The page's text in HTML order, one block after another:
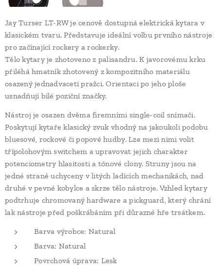
Jay Turser LT-RW je cenově dostupná elektrická kytara v
klasickém tvaru. Představuje ideální volbu prvního nástroje
pro začínající rockery a rockerky.
Tělo kytary je zhotoveno z palisandru. K javorovému krku
přiléhá hmatník zhotovený z kompozitního materiálu
osazený jednadvaceti pražci. Orientaci po jeho ploše
usnadňují bílé poziční značky.
Nástroj je osazen dvěma firemními single-coil snímači.
Poskytují kytaře klasický zvuk vhodný na jakoukoli podobu
bluesové, rockové či popové hudby. Lze mezi nimi volit
třípolohovým switchem a upravovat jejich charakter
potenciometry hlasitosti a tónové clony. Struny jsou na
jedné straně uchyceny v litých ladících mechanikách, nad
druhé v pevné kobylce a skrze tělo nástroje. Vzhled kytary
podtrhuje chromovaný hardware a pickguard, který chrání
lak nástroje před poškrábáním při důrazné hře trsátkem.
Barva výrobce: Natural
Barva: Natural
Povrchová úprava: Lesk